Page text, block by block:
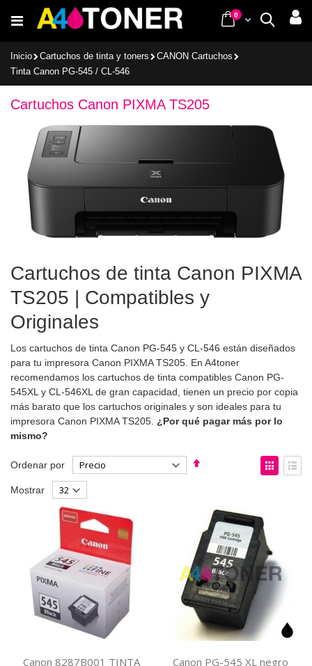
al
Buscar
Cart
0items
Inicio Cartuchos de tinta y toners
CANON Cartuchos
Tinta Canon PG-545 / CL-546
Cartuchos Canon PIXMA TS205
Cartuchos de tinta Canon PIXMA
TS205 | Compatibles y
Originales
Los cartuchos de tinta Canon PG-545 y CL-546 están diseñados
para tu impresora Canon PIXMA TS205. En A4toner
recomendamos los cartuchos de tinta compatibles Canon PG-
545XL y CL-546XL de gran capacidad, tienen un precio por copia
más barato que los cartuchos originales y son ideales para tu
impresora Canon PIXMA TS205. ¿Por qué pagar más por lo
mismo?
Ordenar por
Fijar
Ver
como
Mostrar
Canon 8287B001 TINTA
Canon PG-545 XL negro